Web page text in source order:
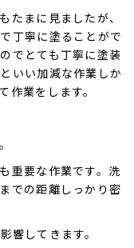
たまに見ましたが、
丁寧に塗ることがで
でとても丁寧に塗装
いい加減な作業しか
作業をします。
重要な作業です。洗
での距離しっかり密
響してきます。